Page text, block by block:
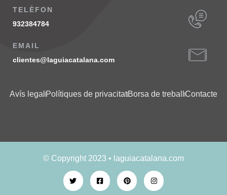
TELÈFON
932384784
EMAIL
clientes@laguiacatalana.com
Avís legal Polítiques de privacitatBorsa de treball Contacte
© Copyright 2023 • laguiacatalana.com